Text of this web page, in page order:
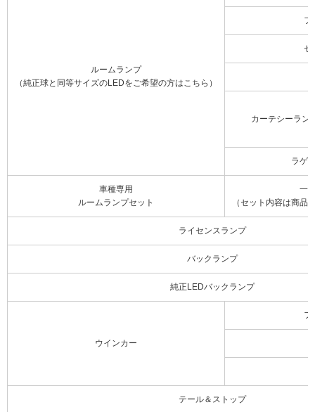
ルームランプ
（純正球と同等サイズのLEDをご希望の方はこちら）
フ
セ
カーテシーラン
ラゲ
車種専用
ルームランプセット
一
（セット内容は商品
ライセンスランプ
バックランプ
純正LEDバックランプ
ウインカー
フ
テール＆ストップ